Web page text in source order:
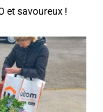
et savoureux !